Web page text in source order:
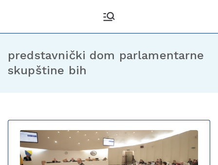
predstavnički dom parlamentarne
skupštine bih